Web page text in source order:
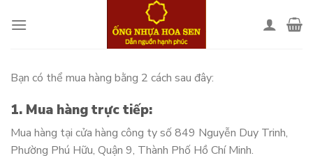
Bạn có thể mua hàng bằng 2 cách sau đây:
1. Mua hàng trực tiếp:
Mua hàng tại cửa hàng công ty số 849 Nguyễn Duy Trinh,
Phường Phú Hữu, Quận 9, Thành Phố Hồ Chí Minh.